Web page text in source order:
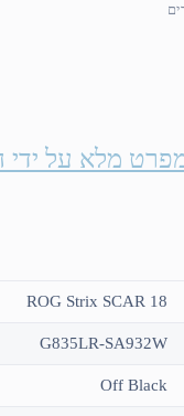
מלא על ידי
ROG Strix SCAR 18
G835LR-SA932W
Off Black